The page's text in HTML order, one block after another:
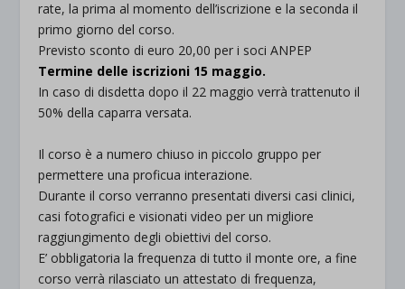
rate, la prima al momento dell’iscrizione e la seconda il
primo giorno del corso.
Previsto sconto di euro 20,00 per i soci ANPEP
Termine delle iscrizioni 15 maggio.
In caso di disdetta dopo il 22 maggio verrà trattenuto il
50% della caparra versata.
Il corso è a numero chiuso in piccolo gruppo per
permettere una proficua interazione.
Durante il corso verranno presentati diversi casi clinici,
casi fotografici e visionati video per un migliore
raggiungimento degli obiettivi del corso.
E’ obbligatoria la frequenza di tutto il monte ore, a fine
corso verrà rilasciato un attestato di frequenza,